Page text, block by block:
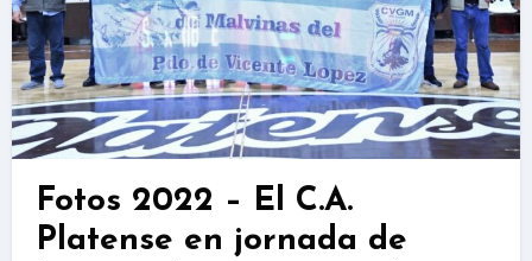
Fotos 2022 – El C.A.
Platense en jornada de